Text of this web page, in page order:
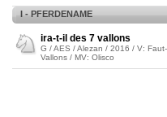
I - PFERDENAME
ira-t-il des 7 vallons
G / AES / Alezan / 2016 / V:
Vallons / MV: Olisco